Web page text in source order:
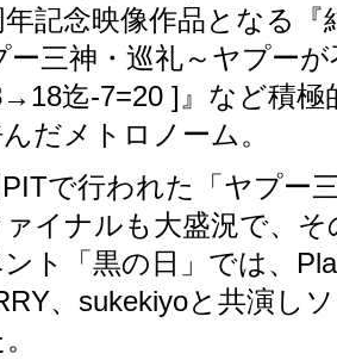
記念映像作品となる『
ー三神・巡礼～ヤプー
迄-7=20 ]』など積極
だメトロノーム。
で行われた「ヤプー
イナルも大盛況で、
ト「黒の日」では、
、sukekiyoと共演し